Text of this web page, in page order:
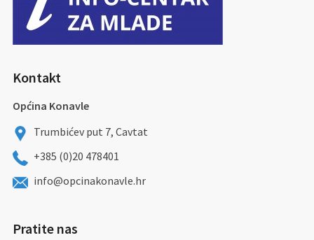
Kontakt
Općina Konavle
Trumbićev put 7, Cavtat
+385 (0)20 478401
info@opcinakonavle.hr
Pratite nas